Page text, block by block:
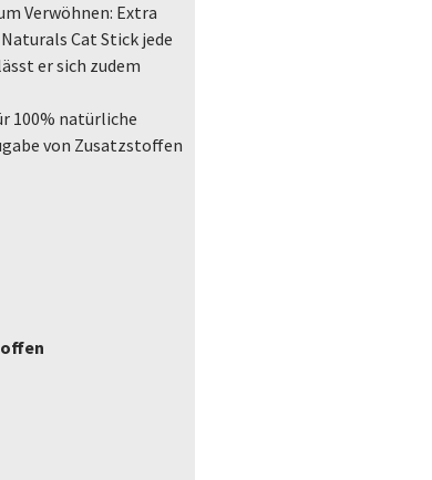
Verwöhnen: Extra
Cat Stick jede
er sich zudem
100% natürliche
von Zusatzstoffen